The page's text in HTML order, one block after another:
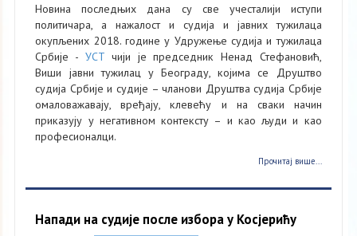
Новина последњих дана су све учесталији иступи
политичара, а нажалост и судија и јавних тужилаца
окупљених 2018. године у Удружење судија и тужилаца
Србије - УСТ чији је председник Ненад Стефановић,
Виши јавни тужилац у Београду, којима се Друштво
судија Србије и судије – чланови Друштва судија Србије
омаловажавају, вређају, клевећу и на сваки начин
приказују у негативном контексту – и као људи и као
професионалци.
Прочитај више...
Напади на судије после избора у Косјерићу